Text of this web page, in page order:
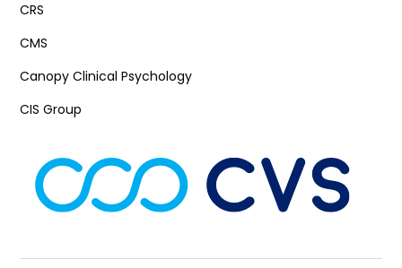
CRS
CMS
Canopy Clinical Psychology
CIS Group